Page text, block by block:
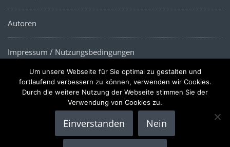
Autoren
Impressum / Nutzungsbedingungen
Datenschutz
Copyright © 2022 |Die Wirtschaftsnews- Alle Rechte
Um unsere Webseite für Sie optimal zu gestalten und
fortlaufend verbessern zu können, verwenden wir Cookies.
Durch die weitere Nutzung der Webseite stimmen Sie der
Verwendung von Cookies zu.
Einverstanden Nein